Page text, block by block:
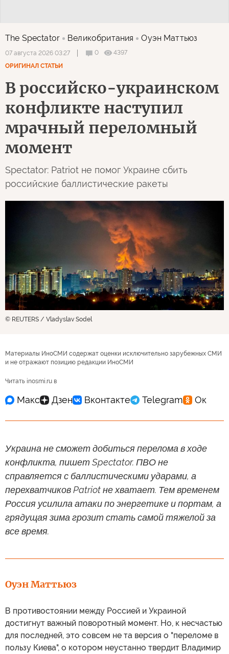
The Spectator Великобритания Оуэн Маттьюз
07 августа 2026 03:27 0
4397
ОРИГИНАЛ СТАТЬИ
В российско-украинском
конфликте наступил
мрачный переломный
момент
Spectator: Patriot не помог Украине сбить
российские баллистические ракеты
© REUTERS / Vladyslav Sodel
Материалы ИноСМИ содержат оценки исключительно зарубежных СМИ
и не отражают позицию редакции ИноСМИ
Читать inosmi.ru в
Украина не сможет добиться перелома в ходе
конфликта, пишет Spectator. ПВО не
справляется с баллистическими ударами, а
перехватчиков Patriot не хватает. Тем временем
Россия усилила атаки по энергетике и портам, а
грядущая зима грозит стать самой тяжелой за
все время.
Оуэн Маттьюз
В противостоянии между Россией и Украиной
достигнут важный поворотный момент. Но, к несчастью
для последней, это совсем не та версия о "переломе в
пользу Киева", о котором неустанно твердит Владимир